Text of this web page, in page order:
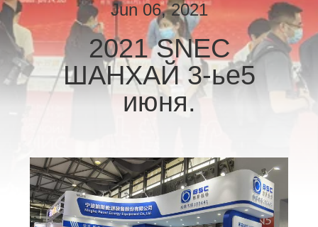
КОНТРОЛЬ
КАЧЕСТВА
СВЯЖИТЕСЬ
ЗАПРОСИТЕ
ЦИТАТУ
Jun 06, 2021
2021 SNEC
ШАНХАЙ 3-ье5
июня.